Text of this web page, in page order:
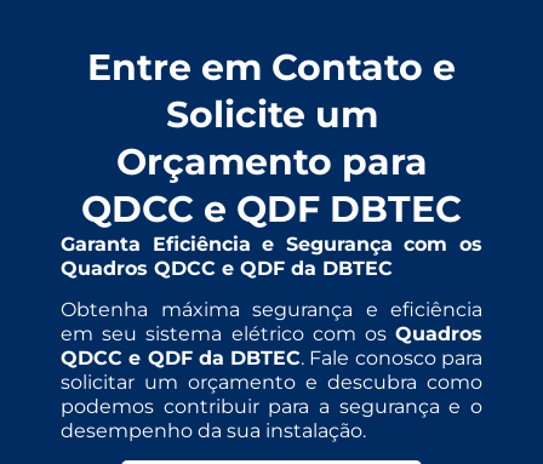
Entre em Contato e
Solicite um
Orçamento para
QDCC e QDF DBTEC
Garanta Eficiência e Segurança com os
Quadros QDCC e QDF da DBTEC
Obtenha máxima segurança e eficiência
em seu sistema elétrico com os Quadros
QDCC e QDF da DBTEC. Fale conosco para
solicitar um orçamento e descubra como
podemos contribuir para a segurança e o
desempenho da sua instalação.